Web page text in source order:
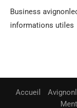
Business
informations utiles
Accueil